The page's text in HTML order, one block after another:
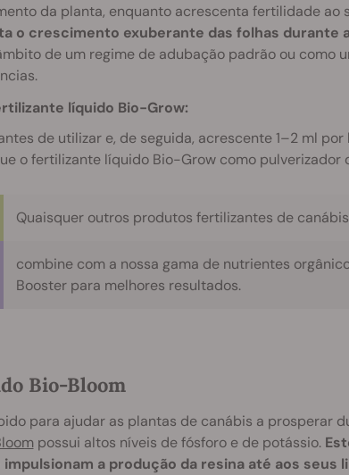
da planta, enquanto acrescenta fertilidade ao
o crescimento exuberante das folhas durante
de um regime de adubação padrão ou como
líquido Bio-Grow:
de utilizar e, de seguida, acrescente 1–2 ml
o fertilizante líquido Bio-Grow como pulverizador
Quaisquer outros produtos fertilizantes de canábis
combine com a nossa gama de nutrientes
Booster para melhores resultados.
Bio-Bloom
para ajudar as plantas de canábis a prosperar
possui altos níveis de fósforo e de potássio.
a produção da resina até aos seus